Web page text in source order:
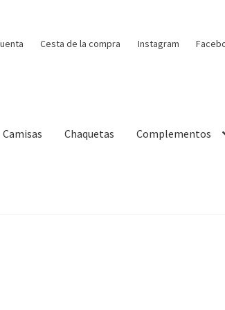
Cesta de la compra Instagram
Camisas Chaquetas Complementos